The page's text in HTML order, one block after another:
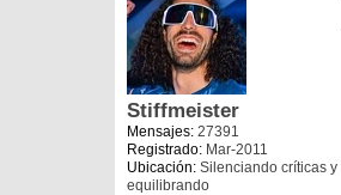
Stiffmeister
Mensajes: 27391
Registrado: Mar-2011
Ubicación: Silenciando críticas y
equilibrando